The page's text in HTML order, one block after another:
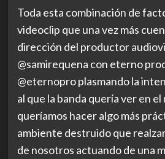
Toda esta combinación de
videoclip que una vez más
dirección del productor
@samirequena con eterno
@eternopro plasmando la
al que la banda quería ver en
queríamos hacer algo más
ambiente destruido que
de nosotros actuando de una